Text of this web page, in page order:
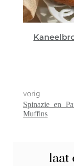
vorig
Spinazie en
Muffins
laat